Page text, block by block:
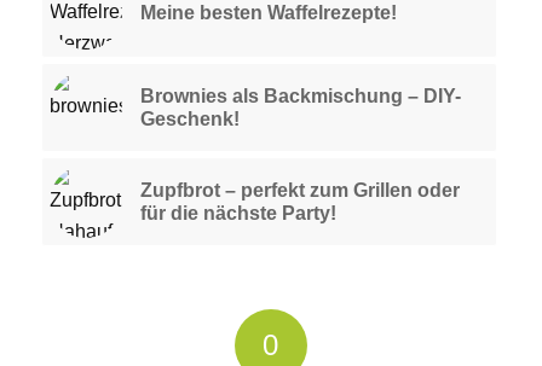
Meine besten Waffelrezepte!
Brownies als Backmischung – DIY-
Geschenk!
Zupfbrot – perfekt zum Grillen oder
für die nächste Party!
0